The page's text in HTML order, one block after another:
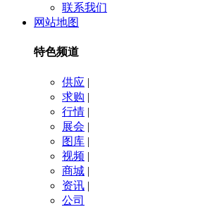
联系我们
网站地图
特色频道
供应 |
求购 |
行情 |
展会 |
图库 |
视频 |
商城 |
资讯 |
公司